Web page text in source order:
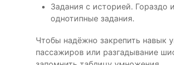
Задания с историей. Гораздо
однотипные задания.
Чтобы надёжно закрепить навык
пассажиров или разгадывание